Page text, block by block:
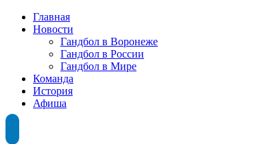
Главная
Новости
Гандбол в Воронеже
Гандбол в России
Гандбол в Мире
Команда
История
Афиша